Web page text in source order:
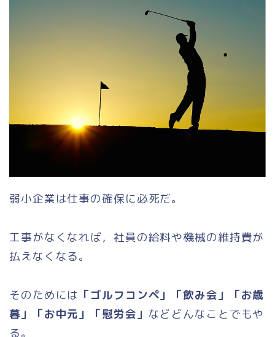
弱小企業は仕事の確保に必死だ。
工事がなくなれば，社員の給料や機械の維持費が
払えなくなる。
そのためには 「ゴルフコンペ」「飲み会」「お歳
暮」「お中元」「慰労会」 などどんなことでもや
る。